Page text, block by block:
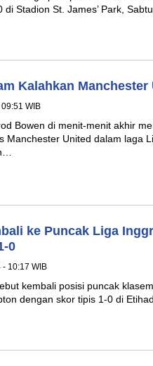
Stadion St. James’ Park,
Kalahkan Manchester
WIB
Bowen di menit-menit akhir
Manchester United dalam laga
ke Puncak Liga
0
- 10:17 WIB
kembali posisi puncak
dengan skor tipis 1-0 di